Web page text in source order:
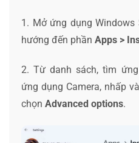
1. Mở ứng dụng Windows
hướng đến phần Apps >
2. Từ danh sách, tìm
ứng dụng Camera, nhấp
chọn Advanced options.